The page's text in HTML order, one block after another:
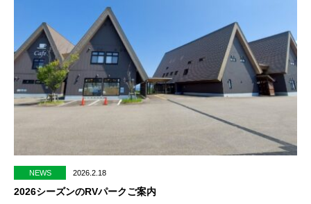
NEWS 2026.2.18
2026シーズンのRVパークご案内